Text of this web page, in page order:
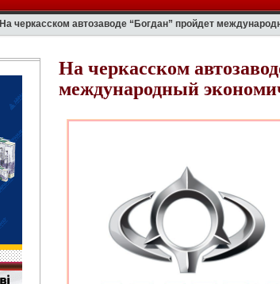
На черкасском автозаводе “Богдан” пройдет
На черкасском
международный